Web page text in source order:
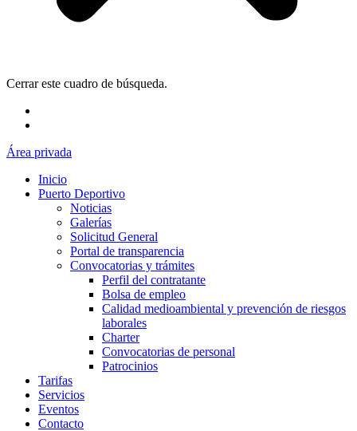
Cerrar este cuadro de búsqueda.
Área privada
Inicio
Puerto Deportivo
Noticias
Galerías
Solicitud General
Portal de transparencia
Convocatorias y trámites
Perfil del contratante
Bolsa de empleo
Calidad medioambiental y prevención de riesgos
laborales
Charter
Convocatorias de personal
Patrocinios
Tarifas
Servicios
Eventos
Contacto